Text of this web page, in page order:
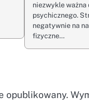
niezwykle ważna
psychicznego.
negatywnie na
fizyczne…
opublikowany.